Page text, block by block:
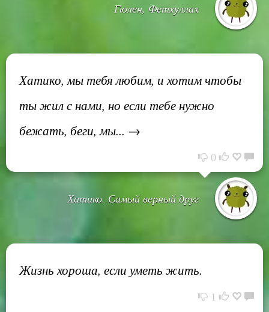
Гюлен, Фетхуллах
Хатико, мы тебя любим, и хотим чтобы
ты жил с нами, но если тебе нужно
бежать, беги, мы... →
0
Хатико. Самый верный друг
Жизнь хороша, если уметь жить.
1